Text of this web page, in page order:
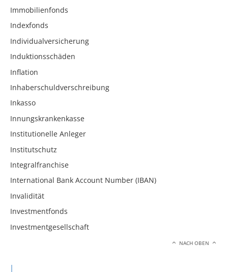
Immobilienfonds
Indexfonds
Individualversicherung
Induktionsschäden
Inflation
Inhaberschuldverschreibung
Inkasso
Innungskrankenkasse
Institutionelle Anleger
Institutschutz
Integralfranchise
International Bank Account Number (IBAN)
Invalidität
Investmentfonds
Investmentgesellschaft
NACH OBEN